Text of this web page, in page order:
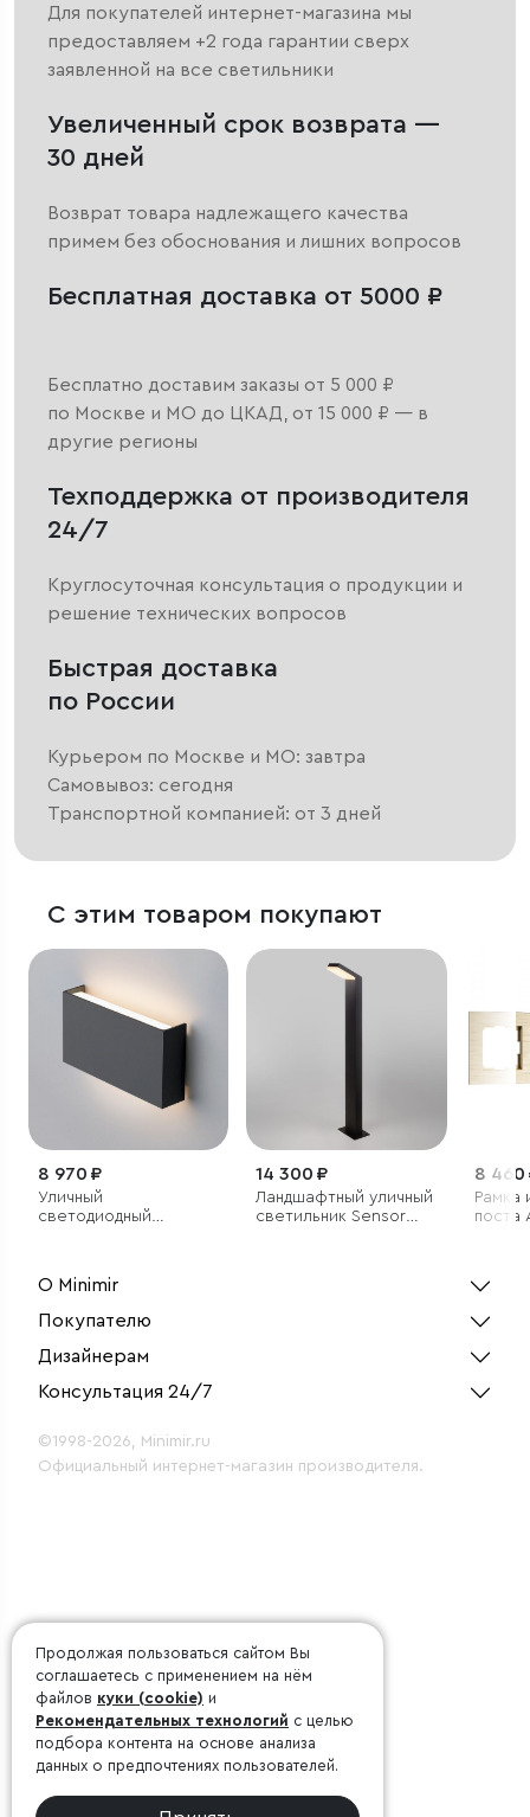
Для покупателей интернет-магазина мы
предоставляем +2 года гарантии сверх
заявленной на все светильники
Увеличенный срок возврата —
30 дней
Возврат товара надлежащего качества
примем без обоснования и лишних вопросов
Бесплатная доставка от 5000 ₽
Бесплатно доставим заказы от 5 000 ₽
по Москве и МО до ЦКАД, от 15 000 ₽ — в
другие регионы
Техподдержка от производителя
24/7
Круглосуточная консультация о продукции и
решение технических вопросов
Быстрая доставка
по России
Курьером по Москве и МО: завтра
Самовывоз: сегодня
Транспортной компанией: от 3 дней
С этим товаром покупают
8 970 ₽
Уличный
светодиодный
14 300 ₽
Ландшафтный уличный
светильник Sensor
8 460
Рамка
поста
О Minimir
Покупателю
Дизайнерам
Консультация 24/7
©1998-2026, Minimir.ru
Официальный интернет-магазин производителя.
Продолжая пользоваться сайтом Вы
соглашаетесь с применением на нём
файлов куки (cookie) и
Рекомендательных технологий с целью
подбора контента на основе анализа
данных о предпочтениях пользователей.